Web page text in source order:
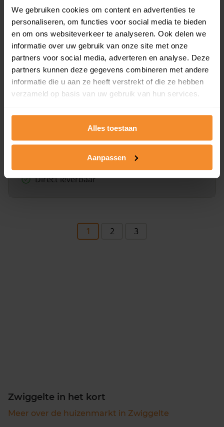
We gebruiken cookies om content en advertenties te
personaliseren, om functies voor social media te bieden
en om ons websiteverkeer te analyseren. Ook delen we
informatie over uw gebruik van onze site met onze
partners voor social media, adverteren en analyse. Deze
partners kunnen deze gegevens combineren met andere
informatie die u aan ze heeft verstrekt of die ze hebben
verzameld op basis van uw gebruik van hun services.
Alles toestaan
Aanpassen
Direct leverbaar
Kadastrale kaart pakket
Alleen globale ligging perceel
Een uitgebreid overzicht van het perceel en
omliggende percelen met de kadastrale erfgrenzen,
Bekijk product
Direct leverbaar
1 2 3
Zwiggelte in het kort
Meer over de huizenmarkt in Zwiggelte